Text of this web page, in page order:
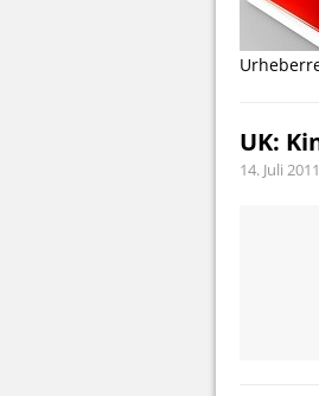
UK:
14. Juli 2011